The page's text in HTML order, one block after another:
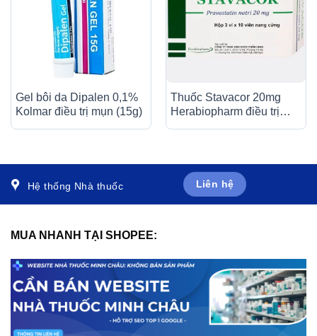
Gel bôi da Dipalen 0,1%
Kolmar điều trị mụn (15g)
Thuốc Stavacor 20mg
Herabiopharm điều trị
Hệ thống Nhà thuốc Liên hệ
MUA NHANH TẠI SHOPEE: